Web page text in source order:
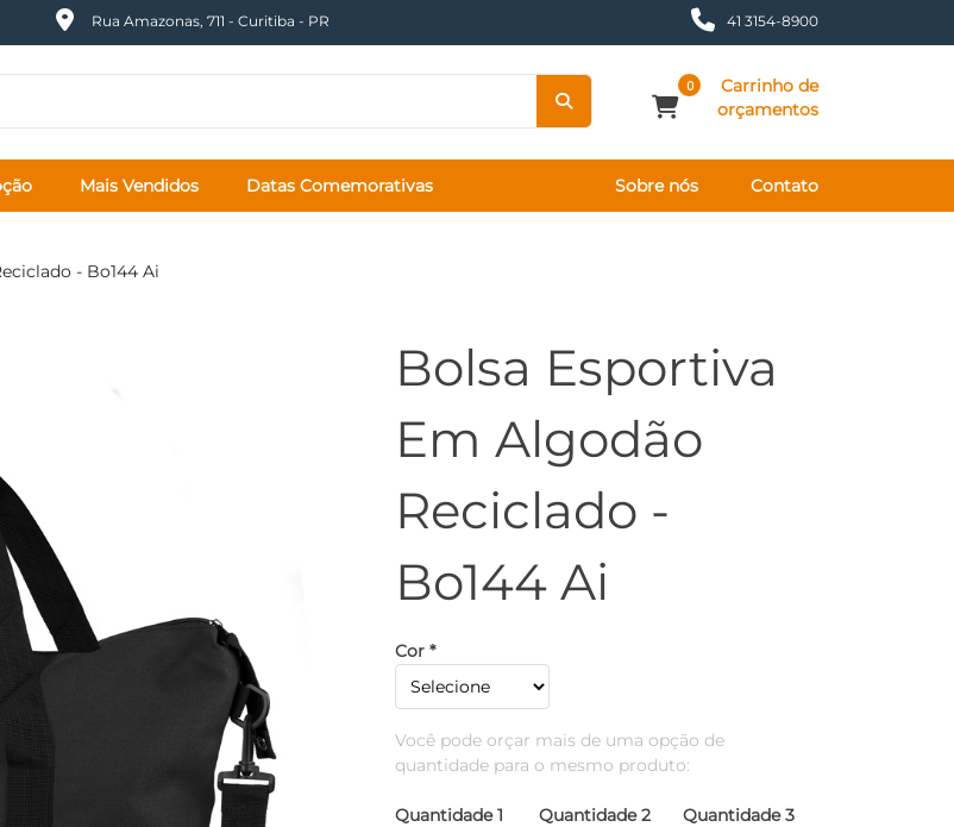
Rua Amazonas, 711 - Curitiba - PR 41 3154-8900
0
Carrinho de
orçamentos
Mais Vendidos Datas Comemorativas Sobre nós Contato
- Bo144 Ai
Bolsa Esportiva
Em Algodão
Reciclado -
Bo144 Ai
Cor *
Você pode orçar mais de uma opção de
quantidade para o mesmo produto:
Quantidade 1 Quantidade 2 Quantidade 3